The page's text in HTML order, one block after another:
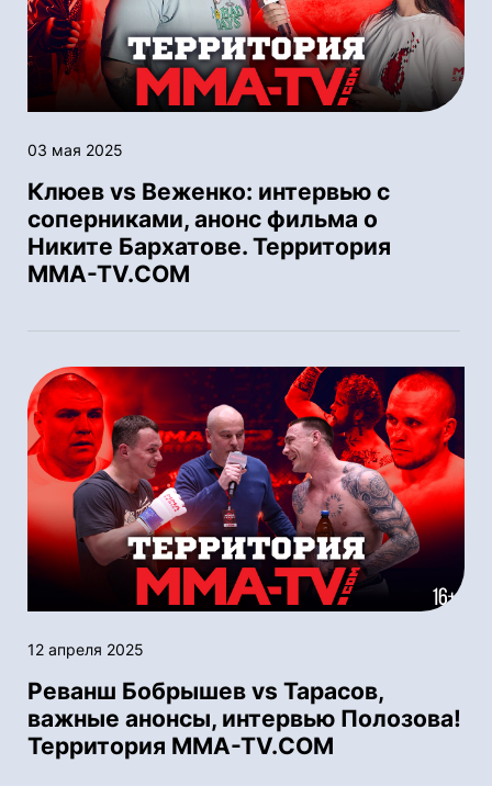
03 мая 2025
Клюев vs Веженко: интервью с
соперниками, анонс фильма о
Никите Бархатове. Территория
MMA-TV.COM
12 апреля 2025
Реванш Бобрышев vs Тарасов,
важные анонсы, интервью Полозова!
Территория MMA-TV.COM